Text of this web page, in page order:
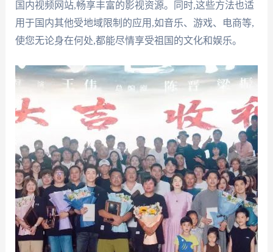
国内视频网站,畅享丰富的影视资源。同时,这些方法也适
用于国内其他受地域限制的应用,如音乐、游戏、电商等,
使您无论身在何处,都能尽情享受祖国的文化和娱乐。